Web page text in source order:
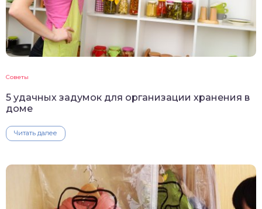
Советы
5 удачных задумок для организации хранения в
доме
Читать далее